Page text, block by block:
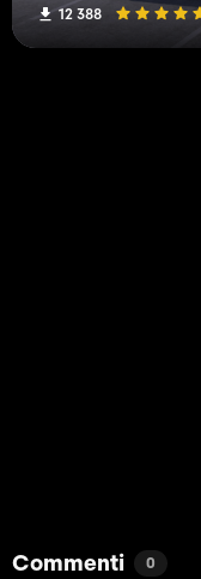
12 388
Commenti 0